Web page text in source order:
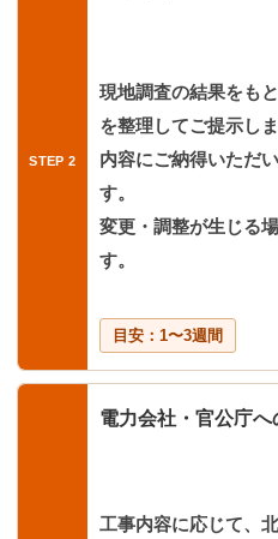
現地調査の結果をも
を整理してご提示しま
内容にご納得いただ
す。
変更・調整が生じる
す。
目安：1〜3週間
電力会社・官公庁
工事内容に応じて、